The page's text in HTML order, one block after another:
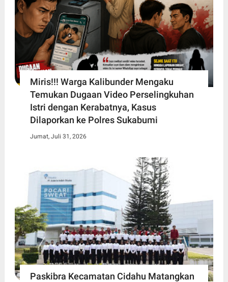
Miris!!! Warga Kalibunder Mengaku
Temukan Dugaan Video Perselingkuhan
Istri dengan Kerabatnya, Kasus
Dilaporkan ke Polres Sukabumi
Jumat, Juli 31, 2026
Paskibra Kecamatan Cidahu Matangkan